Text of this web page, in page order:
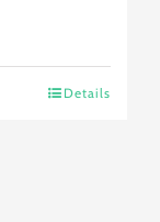
Details